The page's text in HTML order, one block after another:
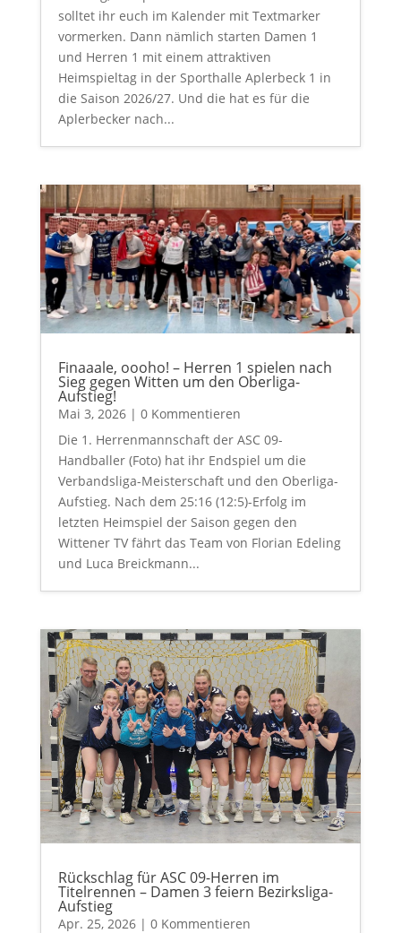
solltet ihr euch im Kalender mit Textmarker
vormerken. Dann nämlich starten Damen 1
und Herren 1 mit einem attraktiven
Heimspieltag in der Sporthalle Aplerbeck 1 in
die Saison 2026/27. Und die hat es für die
Aplerbecker nach...
Finaaale, oooho! – Herren 1 spielen nach
Sieg gegen Witten um den Oberliga-
Aufstieg!
Mai 3, 2026| 0 Kommentieren
Die 1. Herrenmannschaft der ASC 09-
Handballer (Foto) hat ihr Endspiel um die
Verbandsliga-Meisterschaft und den Oberliga-
Aufstieg. Nach dem 25:16 (12:5)-Erfolg im
letzten Heimspiel der Saison gegen den
Wittener TV fährt das Team von Florian Edeling
und Luca Breickmann...
Rückschlag für ASC 09-Herren im
Titelrennen – Damen 3 feiern Bezirksliga-
Aufstieg
Apr. 25, 2026| 0 Kommentieren